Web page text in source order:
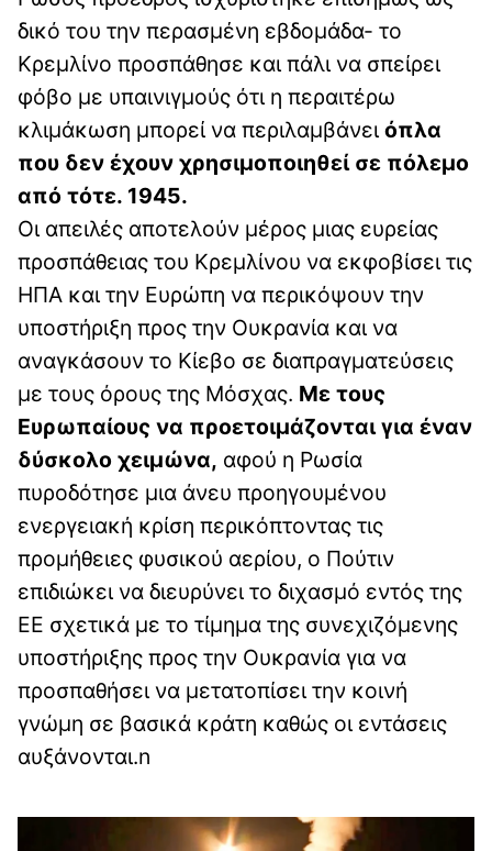
δικό του την περασμένη εβδομάδα- το
Κρεμλίνο προσπάθησε και πάλι να σπείρει
φόβο με υπαινιγμούς ότι η περαιτέρω
κλιμάκωση μπορεί να περιλαμβάνει όπλα
που δεν έχουν χρησιμοποιηθεί σε πόλεμο
από τότε. 1945.
Οι απειλές αποτελούν μέρος μιας ευρείας
προσπάθειας του Κρεμλίνου να εκφοβίσει τις
ΗΠΑ και την Ευρώπη να περικόψουν την
υποστήριξη προς την Ουκρανία και να
αναγκάσουν το Κίεβο σε διαπραγματεύσεις
με τους όρους της Μόσχας. Με τους
Ευρωπαίους να προετοιμάζονται για έναν
δύσκολο χειμώνα, αφού η Ρωσία
πυροδότησε μια άνευ προηγουμένου
ενεργειακή κρίση περικόπτοντας τις
προμήθειες φυσικού αερίου, ο Πούτιν
επιδιώκει να διευρύνει το διχασμό εντός της
ΕΕ σχετικά με το τίμημα της συνεχιζόμενης
υποστήριξης προς την Ουκρανία για να
προσπαθήσει να μετατοπίσει την κοινή
γνώμη σε βασικά κράτη καθώς οι εντάσεις
αυξάνονται.n